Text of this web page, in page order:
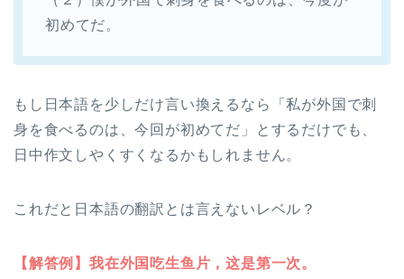
初めてだ。
もし日本語を少しだけ言い換えるなら「私が外国で刺
身を食べるのは、今回が初めてだ」とするだけでも、
日中作文しやくすくなるかもしれません。
これだと日本語の翻訳とは言えないレベル？
【解答例】我在外国吃生鱼片，这是第一次。